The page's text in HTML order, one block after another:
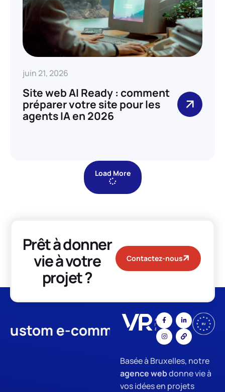
juin 21, 2026
Site web AI Ready : comment
préparer votre site pour les
agents IA en 2026
Load More
Prêt à donner
vie à votre
projet ?
Contactez-nous
e-commerce App
Basée à Bruxelles, notre
agence webdonne vie à
vos idées en projets